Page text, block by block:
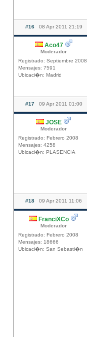
#16 08 Apr 2011 21:19
Aco47
Moderador
Registrado: Septiembre 2008
Mensajes: 7591
Ubicaci�n: Madrid
#17 09 Apr 2011 01:00
JOSE
Moderador
Registrado: Febrero 2008
Mensajes: 4258
Ubicaci�n: PLASENCIA
#18 09 Apr 2011 11:06
FranciXCo
Moderador
Registrado: Febrero 2008
Mensajes: 18666
Ubicaci�n: San Sebasti�n